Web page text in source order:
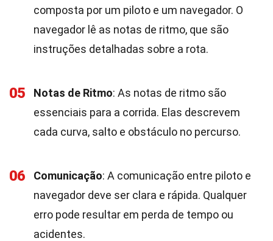
composta por um piloto e um navegador. O
navegador lê as notas de ritmo, que são
instruções detalhadas sobre a rota.
05 Notas de Ritmo: As notas de ritmo são
essenciais para a corrida. Elas descrevem
cada curva, salto e obstáculo no percurso.
06 Comunicação: A comunicação entre piloto e
navegador deve ser clara e rápida. Qualquer
erro pode resultar em perda de tempo ou
acidentes.